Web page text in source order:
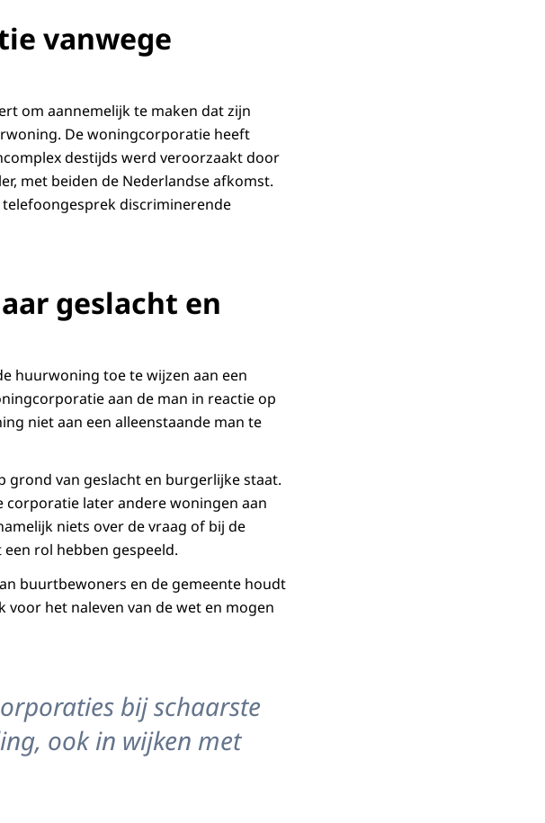
vanwege
om aannemelijk te maken dat zijn
De woningcorporatie heeft
destijds werd veroorzaakt door
met beiden de Nederlandse afkomst.
discriminerende
geslacht en
huurwoning toe te wijzen aan een
aan de man in reactie op
niet aan een alleenstaande man te
van geslacht en burgerlijke staat.
corporatie later andere woningen aan
niets over de vraag of bij de
rol hebben gespeeld.
buurtbewoners en de gemeente houdt
het naleven van de wet en mogen
bij schaarste
ook in wijken met